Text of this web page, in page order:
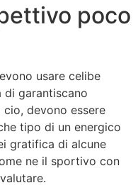
poco
usare celibe
di garantiscano
devono essere
tipo di un energico
gratifica di alcune
ne il sportivo con